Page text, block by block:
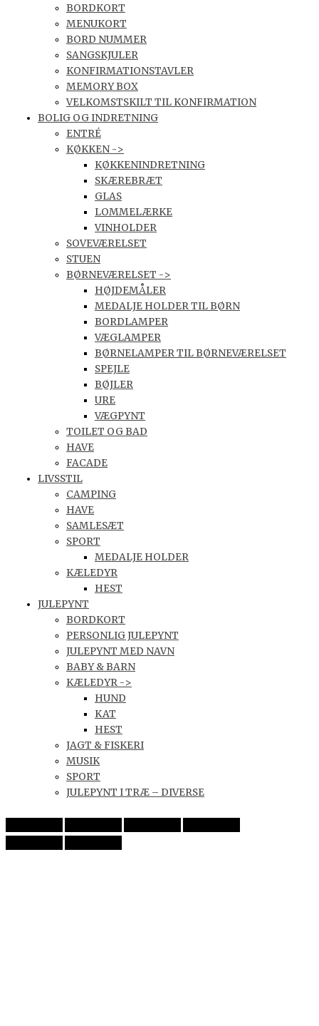
BORDKORT
MENUKORT
BORD NUMMER
SANGSKJULER
KONFIRMATIONSTAVLER
MEMORY BOX
VELKOMSTSKILT TIL KONFIRMATION
BOLIG OG INDRETNING
ENTRÉ
KØKKEN ->
KØKKENINDRETNING
SKÆREBRÆT
GLAS
LOMMELÆRKE
VINHOLDER
SOVEVÆRELSET
STUEN
BØRNEVÆRELSET ->
HØJDEMÅLER
MEDALJE HOLDER TIL BØRN
BORDLAMPER
VÆGLAMPER
BØRNELAMPER TIL BØRNEVÆRELSET
SPEJLE
BØJLER
URE
VÆGPYNT
TOILET OG BAD
HAVE
FACADE
LIVSSTIL
CAMPING
HAVE
SAMLESÆT
SPORT
MEDALJE HOLDER
KÆLEDYR
HEST
JULEPYNT
BORDKORT
PERSONLIG JULEPYNT
JULEPYNT MED NAVN
BABY & BARN
KÆLEDYR ->
HUND
KAT
HEST
JAGT & FISKERI
MUSIK
SPORT
JULEPYNT I TRÆ – DIVERSE